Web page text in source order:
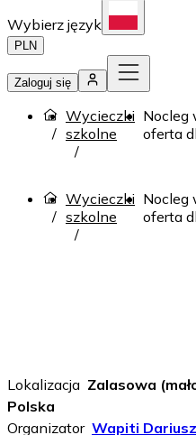
Wybierz język
PLN
Zaloguj się
Wycieczki
szkolne
Nocleg
oferta
Wycieczki
szkolne
Nocleg
oferta
Lokalizacja Zalasowa
Polska
Organizator Wapiti